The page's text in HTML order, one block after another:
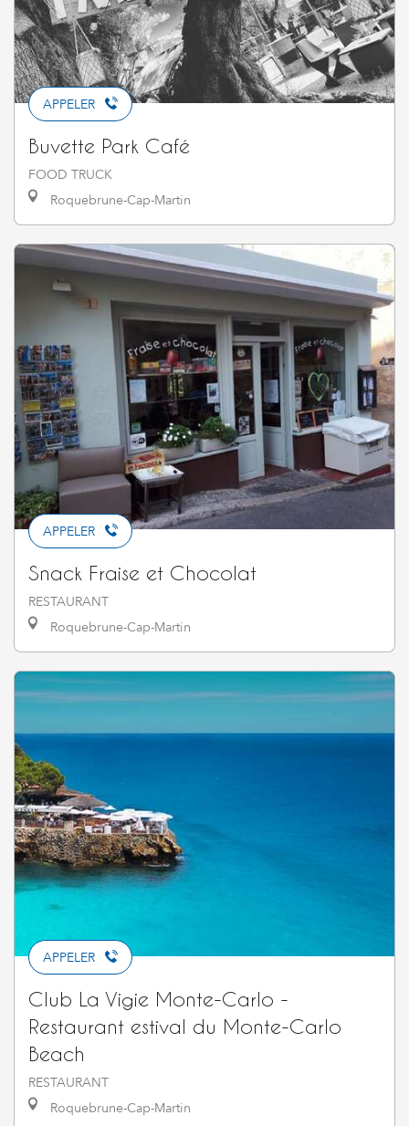
APPELER
Buvette Park Café
FOOD TRUCK
Roquebrune-Cap-Martin
APPELER
Snack Fraise et Chocolat
RESTAURANT
Roquebrune-Cap-Martin
APPELER
Club La Vigie Monte-Carlo -
Restaurant estival du Monte-Carlo
Beach
RESTAURANT
Roquebrune-Cap-Martin